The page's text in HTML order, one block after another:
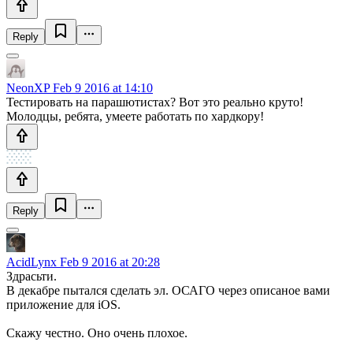
Reply
NeonXPFeb 9 2016 at 14:10
Тестировать на парашютистах? Вот это реально круто!
Молодцы, ребята, умеете работать по хардкору!
Reply
AcidLynx Feb 9 2016 at 20:28
Здрасьти.
В декабре пытался сделать эл. ОСАГО через описаное вами
приложение для iOS.
Скажу честно. Оно очень плохое.